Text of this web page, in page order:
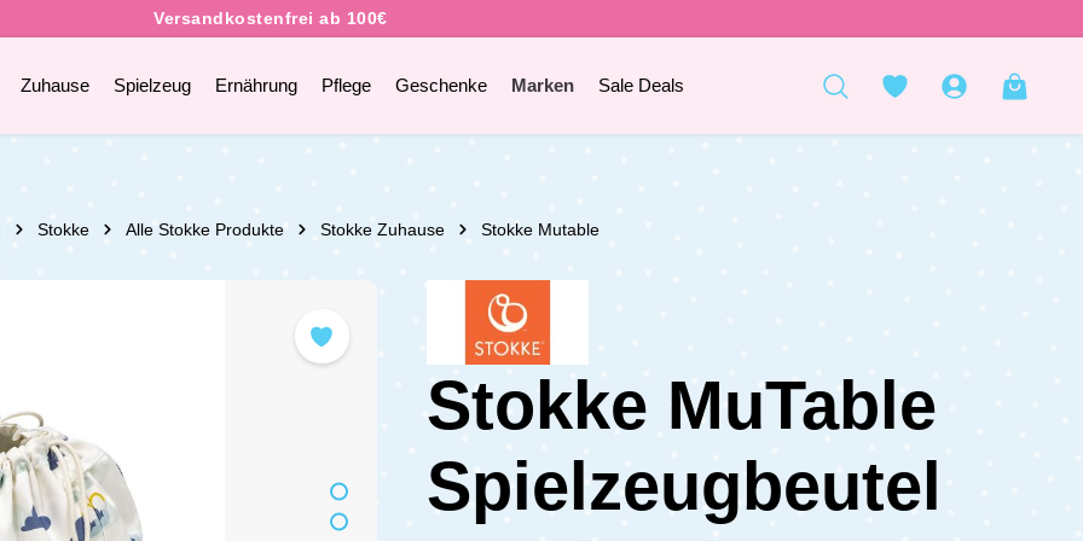
Zuhause Spielzeug Ernährung Pflege Geschenke Marken Sale Deals
Stokke Alle Stokke Produkte Stokke Zuhause Stokke Mutable
Stokke MuTable
Spielzeugbeutel